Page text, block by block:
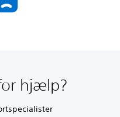
hjælp?